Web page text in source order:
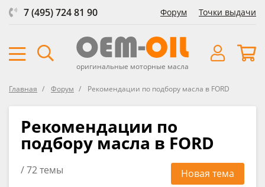
7 (495) 724 81 90 Форум Точки выдачи
оригинальные моторные масла
Главная Форум Рекомендации по подбору масла в FORD
Рекомендации по
подбору масла в FORD
/ 72 темы Новая тема